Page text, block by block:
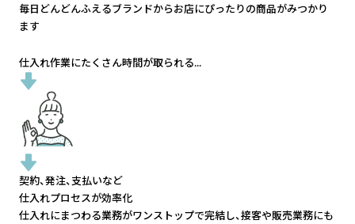
毎日どんどんふえるブランドからお店にぴったりの商品がみつかり
ます
仕入れ作業にたくさん時間が取られる...
契約、発注、支払いなど
仕入れプロセスが効率化
仕入れにまつわる業務がワンストップで完結し、接客や販売業務にも